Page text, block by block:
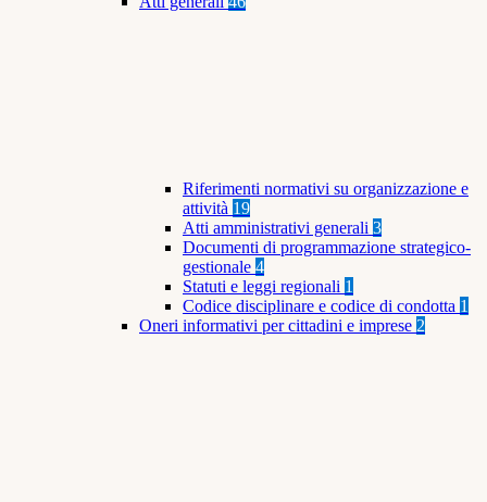
Riferimenti normativi su organizzazione e
attività 19
Atti amministrativi generali 3
Documenti di programmazione strategico-
gestionale 4
Statuti e leggi regionali 1
Codice disciplinare e codice di condotta 1
Oneri informativi per cittadini e imprese 2